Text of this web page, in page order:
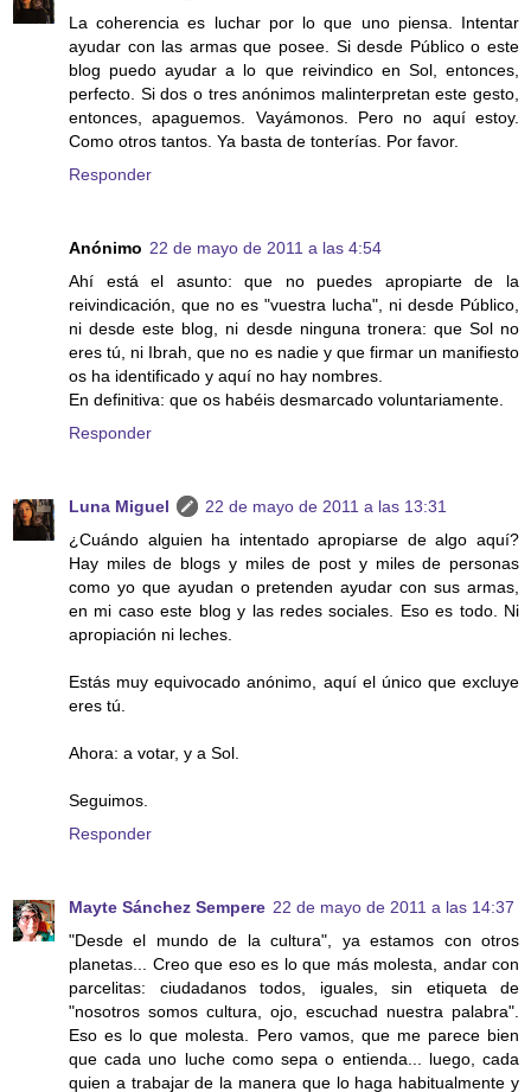
La coherencia es luchar por lo que uno piensa. Intentar
ayudar con las armas que posee. Si desde Público o este
blog puedo ayudar a lo que reivindico en Sol, entonces,
perfecto. Si dos o tres anónimos malinterpretan este gesto,
entonces, apaguemos. Vayámonos. Pero no aquí estoy.
Como otros tantos. Ya basta de tonterías. Por favor.
Responder
Anónimo 22 de mayo de 2011 a las 4:54
Ahí está el asunto: que no puedes apropiarte de la
reivindicación, que no es "vuestra lucha", ni desde Público,
ni desde este blog, ni desde ninguna tronera: que Sol no
eres tú, ni Ibrah, que no es nadie y que firmar un manifiesto
os ha identificado y aquí no hay nombres.
En definitiva: que os habéis desmarcado voluntariamente.
Responder
Luna Miguel
22 de mayo de 2011 a las 13:31
¿Cuándo alguien ha intentado apropiarse de algo aquí?
Hay miles de blogs y miles de post y miles de personas
como yo que ayudan o pretenden ayudar con sus armas,
en mi caso este blog y las redes sociales. Eso es todo. Ni
apropiación ni leches.
Estás muy equivocado anónimo, aquí el único que excluye
eres tú.
Ahora: a votar, y a Sol.
Seguimos.
Responder
Mayte Sánchez Sempere 22 de mayo de 2011 a las 14:37
"Desde el mundo de la cultura", ya estamos con otros
planetas... Creo que eso es lo que más molesta, andar con
parcelitas: ciudadanos todos, iguales, sin etiqueta de
"nosotros somos cultura, ojo, escuchad nuestra palabra".
Eso es lo que molesta. Pero vamos, que me parece bien
que cada uno luche como sepa o entienda... luego, cada
quien a trabajar de la manera que lo haga habitualmente y